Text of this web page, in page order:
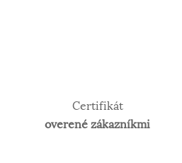
Certifikát
overené zákazníkmi